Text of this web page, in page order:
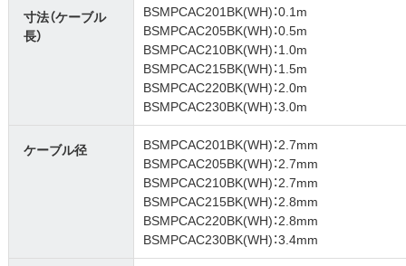
寸法（ケーブル
長）
BSMPCAC201BK(WH)：0.1m
BSMPCAC205BK(WH)：0.5m
BSMPCAC210BK(WH)：1.0m
BSMPCAC215BK(WH)：1.5m
BSMPCAC220BK(WH)：2.0m
BSMPCAC230BK(WH)：3.0m
ケーブル径
BSMPCAC201BK(WH)：2.7mm
BSMPCAC205BK(WH)：2.7mm
BSMPCAC210BK(WH)：2.7mm
BSMPCAC215BK(WH)：2.8mm
BSMPCAC220BK(WH)：2.8mm
BSMPCAC230BK(WH)：3.4mm